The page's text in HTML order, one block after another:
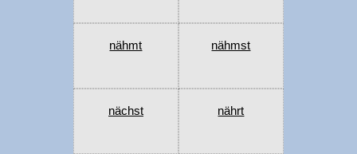
nähmt nähmst
nächst nährt